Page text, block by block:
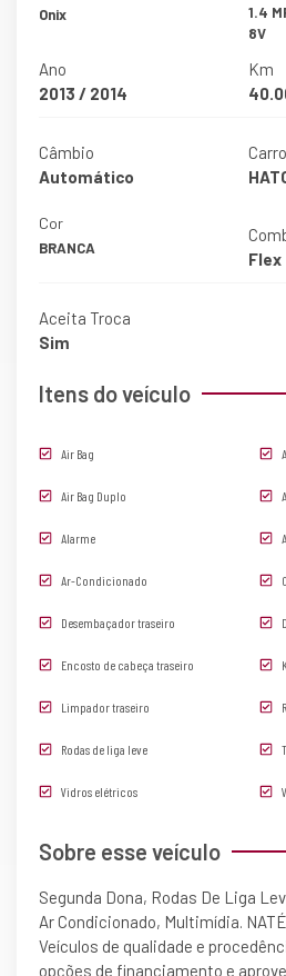
Onix
1.4
8V
Ano
2013 / 2014
Km
Câmbio
Automático
Cor
BRANCA
Flex
Aceita Troca
Sim
Itens do veículo
Air Bag
Air Bag Duplo
Alarme
Ar-Condicionado
Desembaçador traseiro
Encosto de cabeça traseiro
Limpador traseiro
Rodas de liga leve
Vidros elétricos
Sobre esse veículo
Segunda Dona, Rodas De Liga
Ar Condicionado, Multimídia.
Veículos de qualidade e
opções de financiamento e